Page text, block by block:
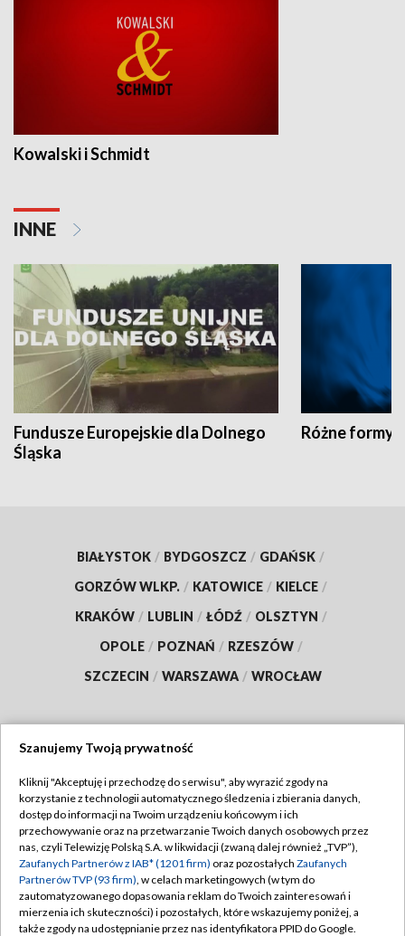
Kowalski i Schmidt
INNE
Fundusze Europejskie dla Dolnego
Śląska
Różne formy
BIAŁYSTOK / BYDGOSZCZ / GDAŃSK /
GORZÓW WLKP. / KATOWICE / KIELCE /
KRAKÓW / LUBLIN / ŁÓDŹ / OLSZTYN /
OPOLE / POZNAŃ / RZESZÓW /
SZCZECIN / WARSZAWA / WROCŁAW
TVP
Abonament TVP
Emisja w TVP
Centrum informacji TVP
Naziemna Telewizja Cyfrowa
Regulamin TVP
Polityka prywatności
Moje zgody
Pomoc
Szanujemy Twoją prywatność
Kliknij "Akceptuję i przechodzę do serwisu", aby wyrazić zgody na
korzystanie z technologii automatycznego śledzenia i zbierania danych,
dostęp do informacji na Twoim urządzeniu końcowym i ich
przechowywanie oraz na przetwarzanie Twoich danych osobowych przez
nas, czyli Telewizję Polską S.A. w likwidacji (zwaną dalej również „TVP”),
Zaufanych Partnerów z IAB* (1201 firm) oraz pozostałych Zaufanych
Partnerów TVP (93 firm), w celach marketingowych (w tym do
zautomatyzowanego dopasowania reklam do Twoich zainteresowań i
mierzenia ich skuteczności) i pozostałych, które wskazujemy poniżej, a
także zgody na udostępnianie przez nas identyfikatora PPID do Google.